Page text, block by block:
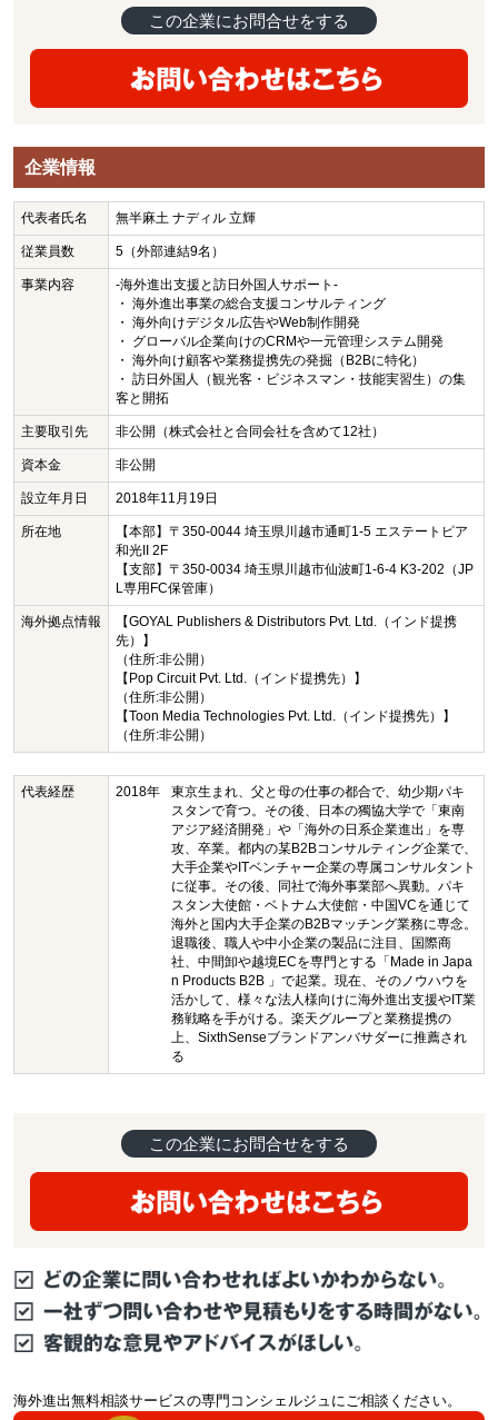
この企業にお問合せをする
企業情報
代表者氏名 無半麻土 ナディル 立輝
従業員数 5（外部連結9名）
事業内容
-海外進出支援と訪日外国人サポート-
・ 海外進出事業の総合支援コンサルティング
・ 海外向けデジタル広告やWeb制作開発
・ グローバル企業向けのCRMや一元管理システム開発
・ 海外向け顧客や業務提携先の発掘（B2Bに特化）
・ 訪日外国人（観光客・ビジネスマン・技能実習生）の集
客と開拓
主要取引先 非公開（株式会社と合同会社を含めて12社）
資本金 非公開
設立年月日 2018年11月19日
所在地
【本部】〒350-0044 埼玉県川越市通町1-5 エステートピア
和光II 2F
【支部】〒350-0034 埼玉県川越市仙波町1-6-4 K3-202（JP
L専用FC保管庫）
海外拠点情報
【GOYAL Publishers & Distributors Pvt. Ltd.（インド提携
先）】
（住所:非公開）
【Pop Circuit Pvt. Ltd.（インド提携先）】
（住所:非公開）
【Toon Media Technologies Pvt. Ltd.（インド提携先）】
（住所:非公開）
代表経歴 2018年
東京生まれ、父と母の仕事の都合で、幼少期パキ
スタンで育つ。その後、日本の獨協大学で「東南
アジア経済開発」や「海外の日系企業進出」を専
攻、卒業。都内の某B2Bコンサルティング企業で、
大手企業やITベンチャー企業の専属コンサルタント
に従事。その後、同社で海外事業部へ異動。パキ
スタン大使館・ベトナム大使館・中国VCを通じて
海外と国内大手企業のB2Bマッチング業務に専念。
退職後、職人や中小企業の製品に注目、国際商
社、中間卸や越境ECを専門とする「Made in Japa
n Products B2B 」で起業。現在、そのノウハウを
活かして、様々な法人様向けに海外進出支援やIT業
務戦略を手がける。楽天グループと業務提携の
上、SixthSenseブランドアンバサダーに推薦され
る
この企業にお問合せをする
海外進出無料相談サービスの専門コンシェルジュにご相談ください。